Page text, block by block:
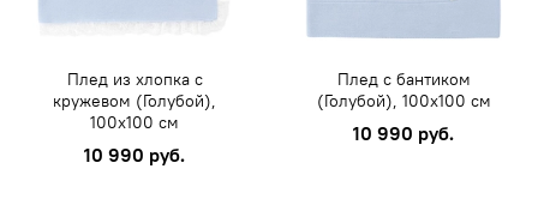
Плед из хлопка с
кружевом (Голубой),
100х100 см
10 990 руб.
Плед с бантиком
(Голубой), 100х100 см
10 990 руб.